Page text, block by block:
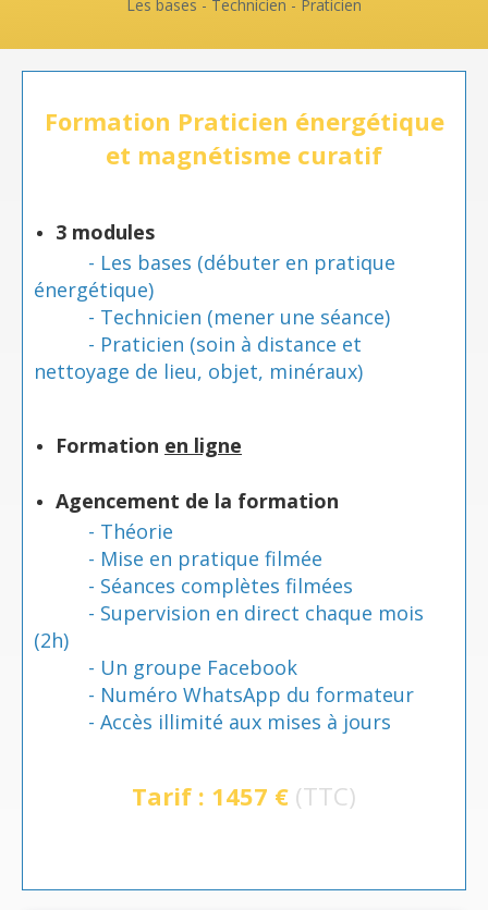
Les bases - Technicien - Praticien
Formation Praticien énergétique
et magnétisme curatif
3 modules
- Les bases (débuter en pratique
énergétique)
- Technicien (mener une séance)
- Praticien (soin à distance et
nettoyage de lieu, objet, minéraux)
Formation en ligne
Agencement de la formation
- Théorie
- Mise en pratique filmée
- Séances complètes filmées
- Supervision en direct chaque mois
(2h)
- Un groupe Facebook
- Numéro WhatsApp du formateur
- Accès illimité aux mises à jours
Tarif : 1457 € (TTC)